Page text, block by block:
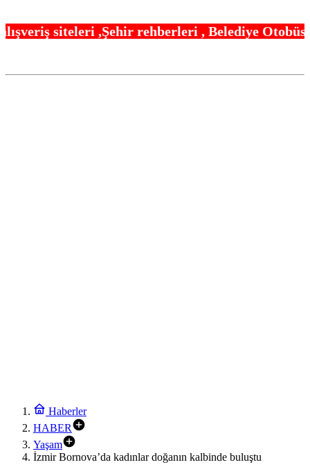
,Şehir rehberleri , Belediye
Haberler
HABER
Yaşam
İzmir Bornova’da kadınlar doğanın kalbinde buluştu